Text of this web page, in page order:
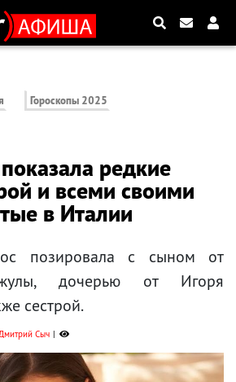
Гороскопы 2025
редкие
и всеми своими
в Италии
позировала с сыном от
дочерью от Игоря
сестрой.
Сыч